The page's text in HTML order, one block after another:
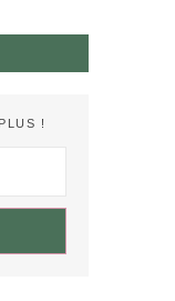
!